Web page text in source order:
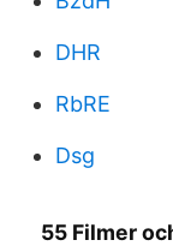
DHR
RbRE
Dsg
55 Filmer